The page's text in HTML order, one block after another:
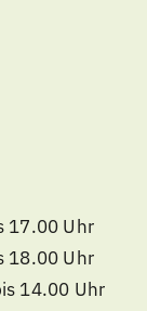
17.00 Uhr
18.00 Uhr
14.00 Uhr